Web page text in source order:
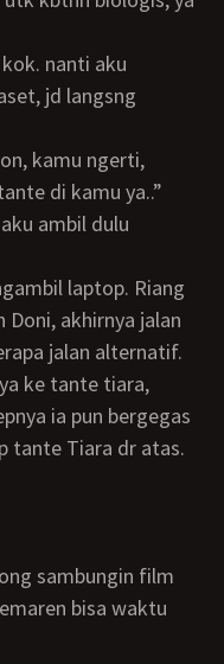
jd langsng
di kamu ya..”
akhirnya jalan
jalan alternatif.
ia pun bergegas
tante Tiara dr atas.
bisa waktu